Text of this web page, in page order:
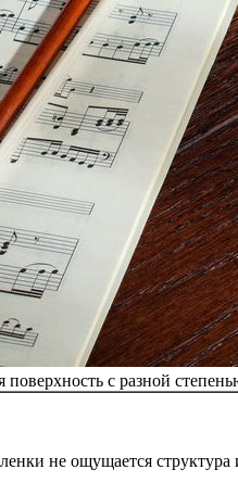
поверхность с разной
не ощущается